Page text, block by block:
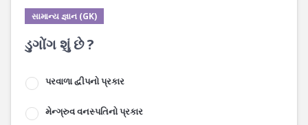
સામાન્ય જ્ઞાન (GK)
ડુગોંગ શું છે ?
પરવાળા દ્વીપનો પ્રકાર
મેન્ગ્રુવ વનસ્પતિનો પ્રકાર